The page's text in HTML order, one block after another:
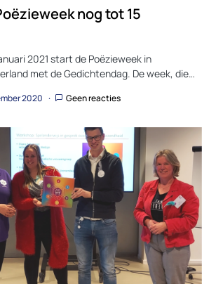
nog tot 15
2021 start de Poëzieweek in
met de Gedichtendag. De week, die…
2020 Geen reacties